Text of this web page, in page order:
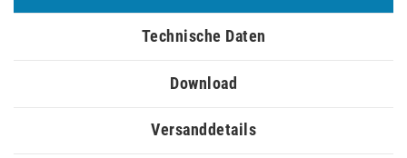
Technische Daten
Download
Versanddetails